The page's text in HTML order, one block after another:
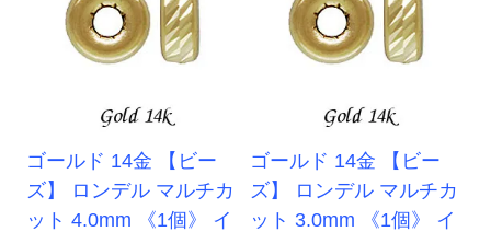
ゴールド 14金 【ビー
ズ】 ロンデル マルチカ
ット 4.0mm 《1個》 イ
ゴールド 14金 【ビー
ズ】 ロンデル マルチカ
ット 3.0mm 《1個》 イ